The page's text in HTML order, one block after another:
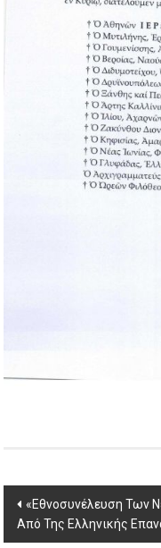
Post
navigation
«Εθνοσυνέλευση Των
Από Της Ελληνικής